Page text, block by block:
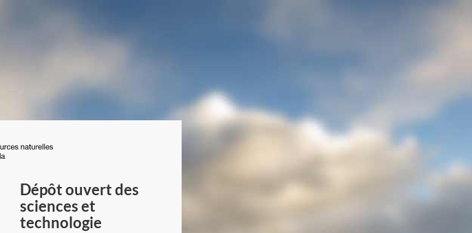
du
Canada
Dépôt ouvert des
sciences et
technologie